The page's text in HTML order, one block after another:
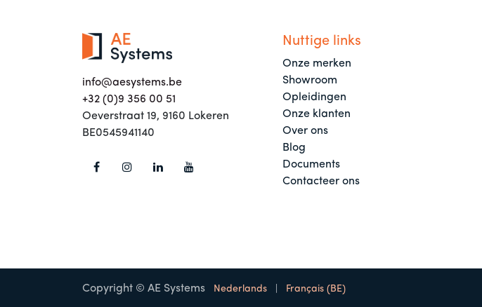
info@aesystems.be
+32 (0)9 356 00 51
Oeverstraat 19, 9160 Lokeren
BE0545941140
Nuttige links
Onze merken
Showroom
Opleidingen
Onze klanten
Over ons
Blog
Documents
Contacteer ons
Copyright © AE Systems Nederlands Français (BE)